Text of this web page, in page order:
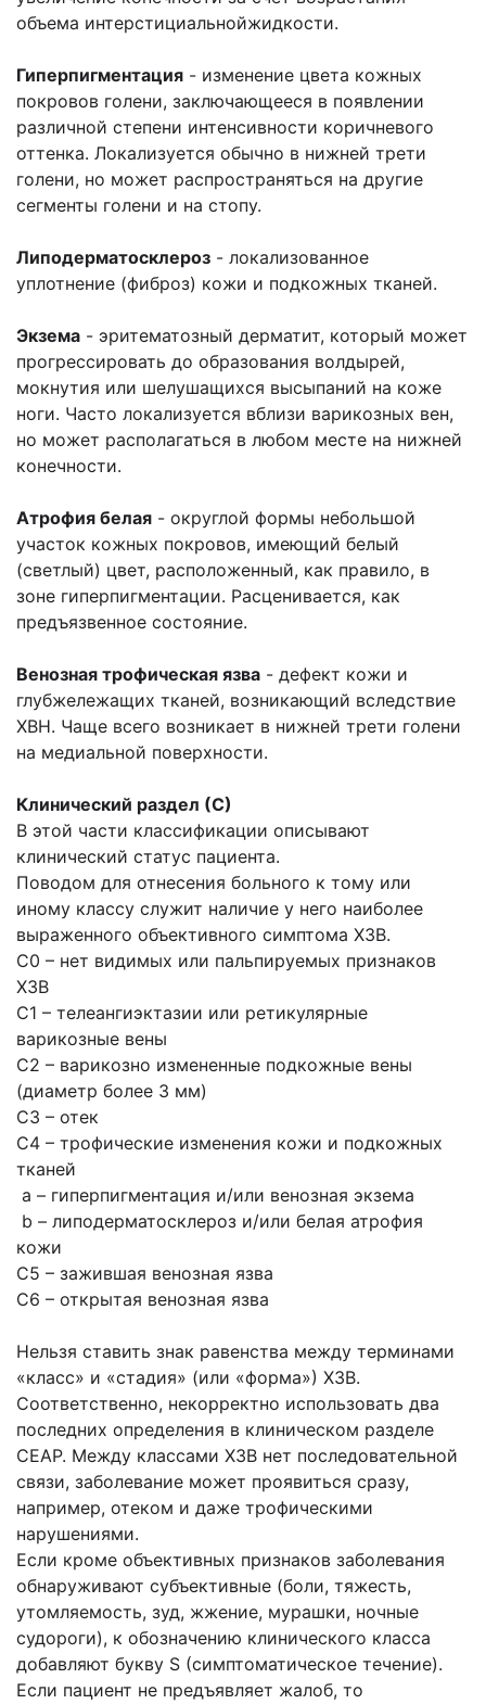
объема интерстициальнойжидкости.
Гиперпигментация - изменение цвета кожных
покровов голени, заключающееся в появлении
различной степени интенсивности коричневого
оттенка. Локализуется обычно в нижней трети
голени, но может распространяться на другие
сегменты голени и на стопу.
Липодерматосклероз - локализованное
уплотнение (фиброз) кожи и подкожных тканей.
Экзема - эритематозный дерматит, который может
прогрессировать до образования волдырей,
мокнутия или шелушащихся высыпаний на коже
ноги. Часто локализуется вблизи варикозных вен,
но может располагаться в любом месте на нижней
конечности.
Атрофия белая - округлой формы небольшой
участок кожных покровов, имеющий белый
(светлый) цвет, расположенный, как правило, в
зоне гиперпигментации. Расценивается, как
предъязвенное состояние.
Венозная трофическая язва - дефект кожи и
глубжележащих тканей, возникающий вследствие
ХВН. Чаще всего возникает в нижней трети голени
на медиальной поверхности.
Клинический раздел (С)
В этой части классификации описывают
клинический статус пациента.
Поводом для отнесения больного к тому или
иному классу служит наличие у него наиболее
выраженного объективного симптома ХЗВ.
С0 – нет видимых или пальпируемых признаков
ХЗВ
С1 – телеангиэктазии или ретикулярные
варикозные вены
С2 – варикозно измененные подкожные вены
(диаметр более 3 мм)
С3 – отек
С4 – трофические изменения кожи и подкожных
тканей
a – гиперпигментация и/или венозная экзема
b – липодерматосклероз и/или белая атрофия
кожи
С5 – зажившая венозная язва
С6 – открытая венозная язва
Нельзя ставить знак равенства между терминами
«класс» и «стадия» (или «форма») ХЗВ.
Соответственно, некорректно использовать два
последних определения в клиническом разделе
СЕАР. Между классами ХЗВ нет последовательной
связи, заболевание может проявиться сразу,
например, отеком и даже трофическими
нарушениями.
Если кроме объективных признаков заболевания
обнаруживают субъективные (боли, тяжесть,
утомляемость, зуд, жжение, мурашки, ночные
судороги), к обозначению клинического класса
добавляют букву S (симптоматическое течение).
Если пациент не предъявляет жалоб, то